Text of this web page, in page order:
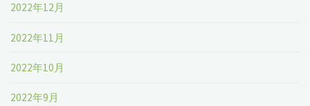
2022年12月
2022年11月
2022年10月
2022年9月